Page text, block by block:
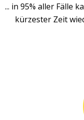
... in 95% aller Fälle
kürzester Zeit